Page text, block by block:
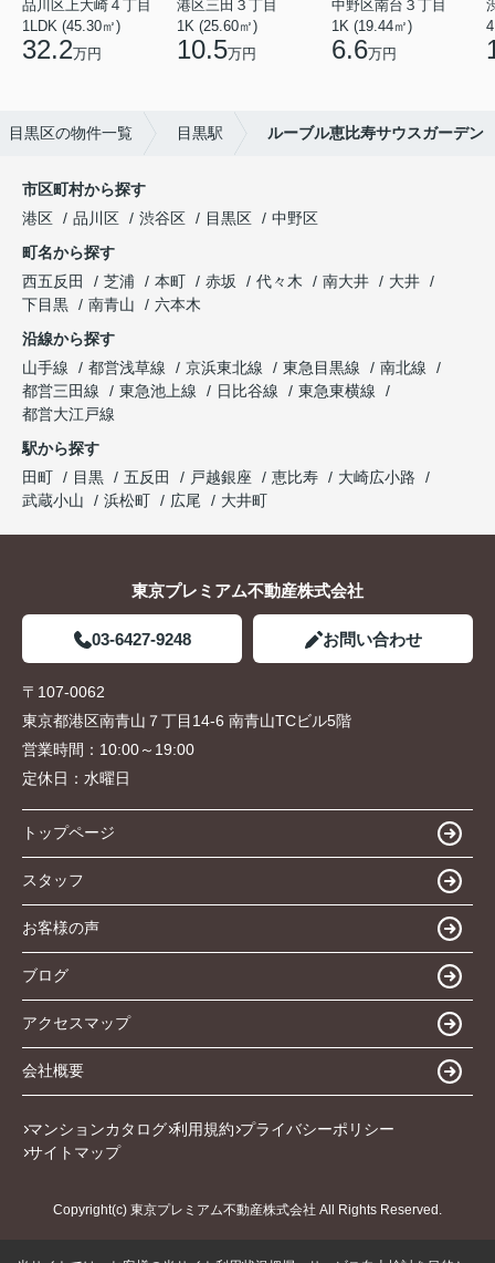
品川区上大崎４丁目
1LDK (45.30㎡)
32.2万円
港区三田３丁目
1K (25.60㎡)
10.5万円
中野区南台３丁目
1K (19.44㎡)
6.6万円
目黒区の物件一覧 目黒駅 ルーブル恵比寿サウスガーデン
市区町村から探す
港区
品川区 渋谷区 目黒区
中野区
町名から探す
西五反田
芝浦 本町 赤坂 代々木 南大井
大井
下目黒
南青山
六本木
沿線から探す
山手線
都営浅草線 京浜東北線 東急目黒線
南北線
都営三田線
東急池上線 日比谷線
東急東横線
都営大江戸線
駅から探す
田町
目黒 五反田 戸越銀座 恵比寿
大崎広小路
武蔵小山
浜松町 広尾 大井町
東京プレミアム不動産株式会社
03-6427-9248 お問い合わせ
〒107-0062
東京都港区南青山７丁目14-6 南青山TCビル5階
営業時間： 10:00～19:00
定休日： 水曜日
トップページ
スタッフ
お客様の声
ブログ
アクセスマップ
会社概要
マンションカタログ 利用規約 プライバシーポリシー
サイトマップ
Copyright(c) 東京プレミアム不動産株式会社 All Rights Reserved.